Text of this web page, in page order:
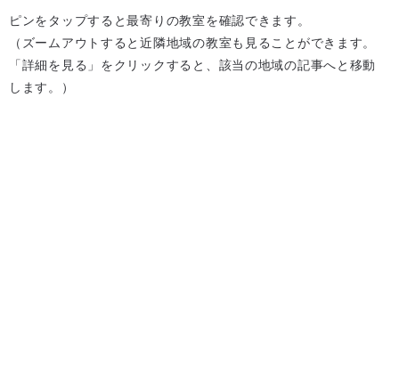
ピンをタップすると最寄りの教室を確認できます。
（ズームアウトすると近隣地域の教室も見ることができます。
「詳細を見る」をクリックすると、該当の地域の記事へと移動
します。）